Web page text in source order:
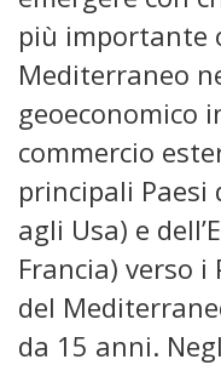
più importante
Mediterraneo
geoeconomico
commercio
principali Paesi
agli Usa) e
Francia) verso i
del
da 15 anni.